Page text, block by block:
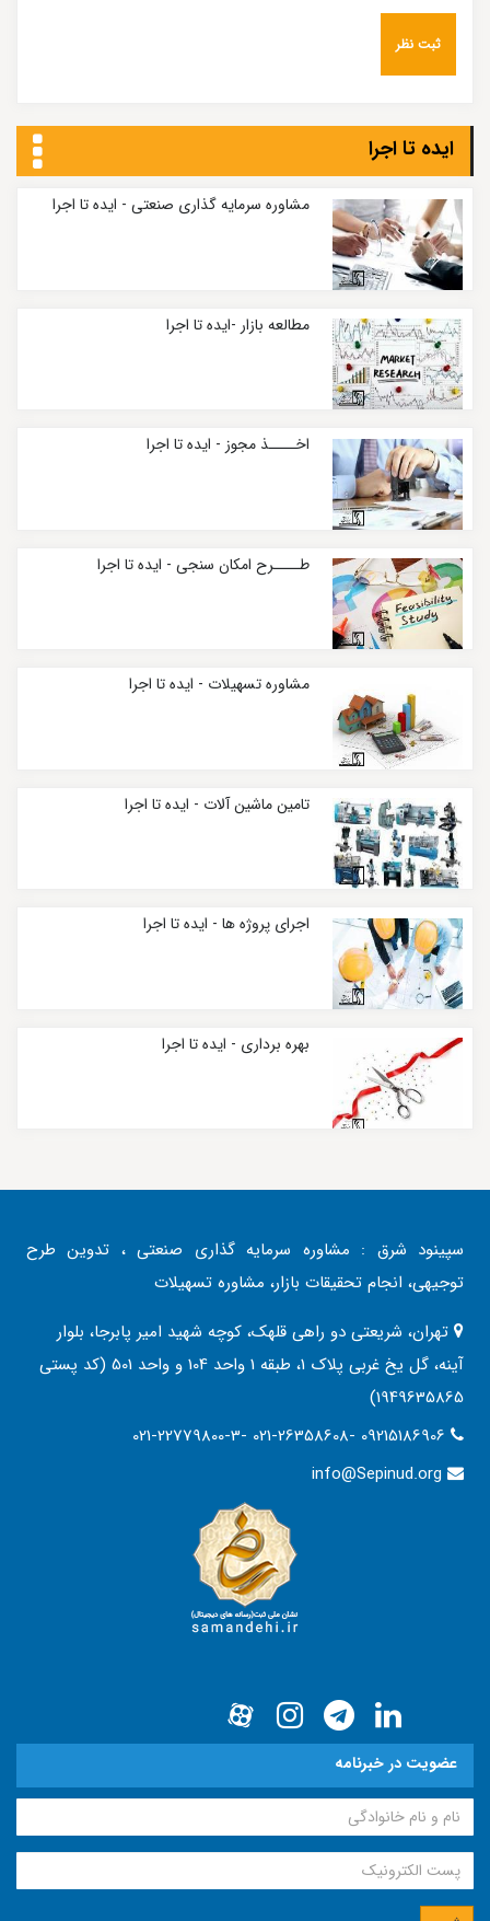
ایده تا اجرا
مشاوره سرمایه گذاری صنعتی - ایده تا اجرا
مطالعه بازار -ایده تا اجرا
اخــــذ مجوز - ایده تا اجرا
طــــرح امکان سنجی - ایده تا اجرا
مشاوره تسهیلات - ایده تا اجرا
تامین ماشین آلات - ایده تا اجرا
اجرای پروژه ها - ایده تا اجرا
بهره برداری - ایده تا اجرا
سپینود شرق : مشاوره سرمایه گذاری صنعتی ، تدوین طرح
توجیهی، انجام تحقیقات بازار، مشاوره تسهیلات
تهران، شریعتی دو راهی قلهک، کوچه شهید امیر پابرجا، بلوار
آینه، گل یخ غربی پلاک 1، طبقه 1 واحد 104 و واحد 501 (کد پستی
1949635865)
021-22779800-3- 021-26358608- 09215186906
info@Sepinud.org
عضویت در خبرنامه